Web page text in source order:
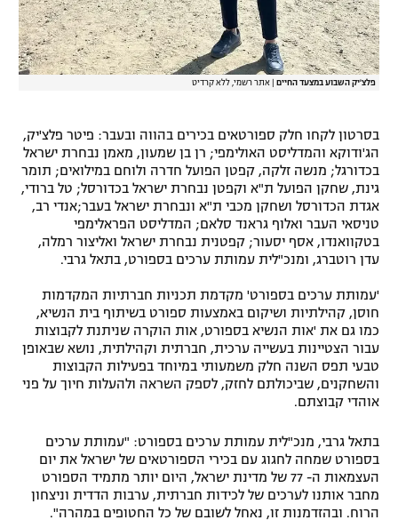
פלצ'יק השבוע במצעד החיים אתר רשמי, ללא קרדיט
בסרטון לקחו חלק ספורטאים בכירים בהווה ובעבר: פיטר פלצ'יק,
הג'ודוקא והמדליסט האולימפי; רן בן שמעון, מאמן נבחרת ישראל
בכדורגל; מנשה זלקה, קפטן הפועל חדרה ולוחם במילואים; תומר
גינת, שחקן הפועל ת"א וקפטן נבחרת ישראל בכדורסל; טל ברודי,
אגדת הכדורסל ושחקן מכבי ת"א ונבחרת ישראל בעבר;אנדי רב,
טניסאי העבר ואלוף גראנד סלאם; המדליסט הפראלימפי
בטקוואנדו, אסף יסעור; קפטנית נבחרת ישראל ואליצור רמלה,
עדן רוטברג, ומנכ"לית עמותת ערכים בספורט, בתאל גרבי.
'עמותת ערכים בספורט' מקדמת תכניות חברתיות המקדמות
חוסן, קהילתיות ושיקום באמצעות ספורט בשיתוף בית הנשיא,
כמו גם את 'אות הנשיא בספורט, אות הוקרה שניתנת לקבוצות
עבור הצטיינות בעשייה ערכית, חברתית וקהילתית, נושא שבאופן
טבעי תפס השנה חלק משמעותי במיוחד בפעילות הקבוצות
והשחקנים, שביכולתם לחזק, לספק השראה ולהעלות חיוך על פני
אוהדי קבוצתם.
בתאל גרבי, מנכ"לית עמותת ערכים בספורט: "עמותת ערכים
בספורט שמחה לחגוג עם בכירי הספורטאים של ישראל את יום
העצמאות ה- 77 של מדינת ישראל, היום יותר מתמיד הספורט
מחבר אותנו לערכים של לכידות חברתית, ערבות הדדית וניצחון
הרוח. ובהזדמנות זו, נאחל לשובם של כל החטופים במהרה".